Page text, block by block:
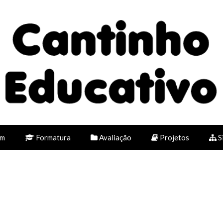
Formatura Avaliação Projetos